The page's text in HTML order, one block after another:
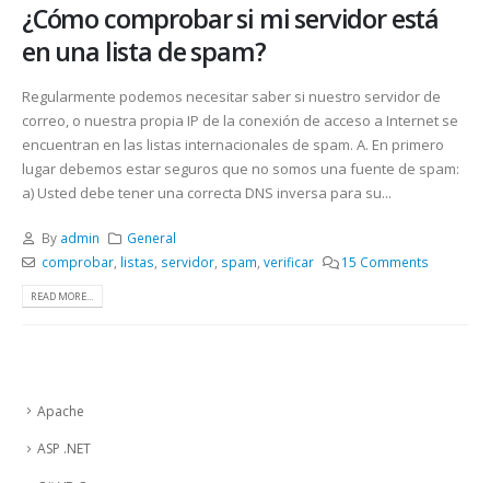
¿Cómo comprobar si mi servidor está
en una lista de spam?
Regularmente podemos necesitar saber si nuestro servidor de
correo, o nuestra propia IP de la conexión de acceso a Internet se
encuentran en las listas internacionales de spam. A. En primero
lugar debemos estar seguros que no somos una fuente de spam:
a) Usted debe tener una correcta DNS inversa para su...
By admin
General
comprobar, listas servidor, spam verificar 15 Comments
READ MORE...
Apache
ASP .NET